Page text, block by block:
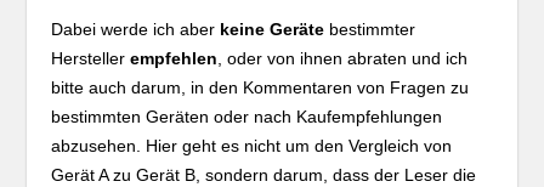
Dabei werde ich aber keine Geräte bestimmter
Herstellerempfehlen , oder von ihnen abraten und ich
bitte auch darum, in den Kommentaren von Fragen zu
bestimmten Geräten oder nach Kaufempfehlungen
abzusehen. Hier geht es nicht um den Vergleich von
Gerät A zu Gerät B, sondern darum, dass der Leser die